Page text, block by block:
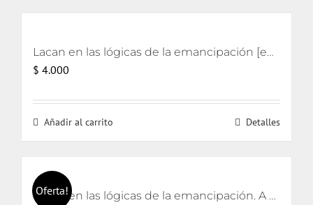
Lacan en las lógicas de la emancipación [eBook]
$ 4.000
Añadir al carrito Detalles
Oferta! Lacan en las lógicas de la emancipación. A partir de los textos de Jorge Alemán.